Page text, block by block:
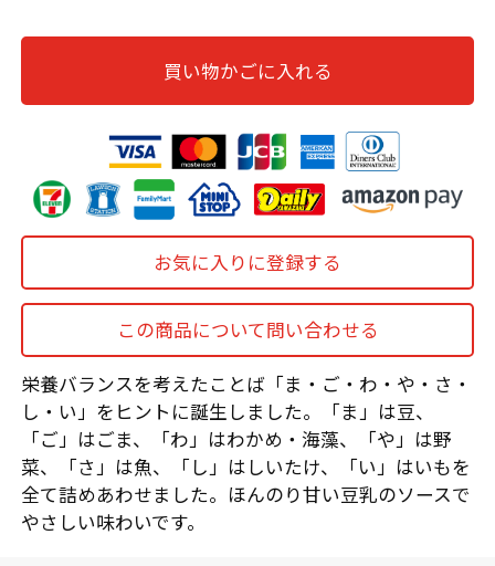
買い物かごに入れる
お気に入りに登録する
この商品について問い合わせる
栄養バランスを考えたことば「ま・ご・わ・や・さ・
し・い」をヒントに誕生しました。「ま」は豆、
「ご」はごま、「わ」はわかめ・海藻、「や」は野
菜、「さ」は魚、「し」はしいたけ、「い」はいもを
全て詰めあわせました。ほんのり甘い豆乳のソースで
やさしい味わいです。